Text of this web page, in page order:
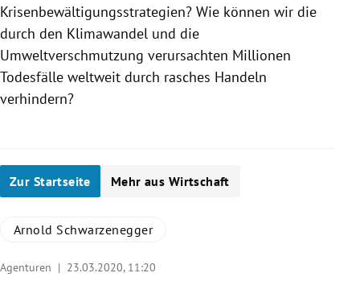
Krisenbewältigungsstrategien? Wie können wir die
durch den Klimawandel und die
Umweltverschmutzung verursachten Millionen
Todesfälle weltweit durch rasches Handeln
verhindern?
Zur Startseite Mehr aus Wirtschaft
Arnold Schwarzenegger
Agenturen | 23.03.2020, 11:20